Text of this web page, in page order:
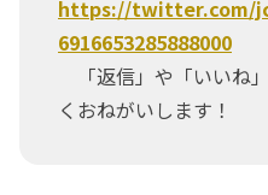
https://twitter.com/
6916653285888000
「返信」や「いいね
くおねがいします！